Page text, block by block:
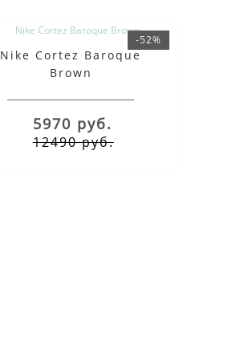
-52%
Nike Cortez Baroque
Brown
5970 руб.
12490 руб.